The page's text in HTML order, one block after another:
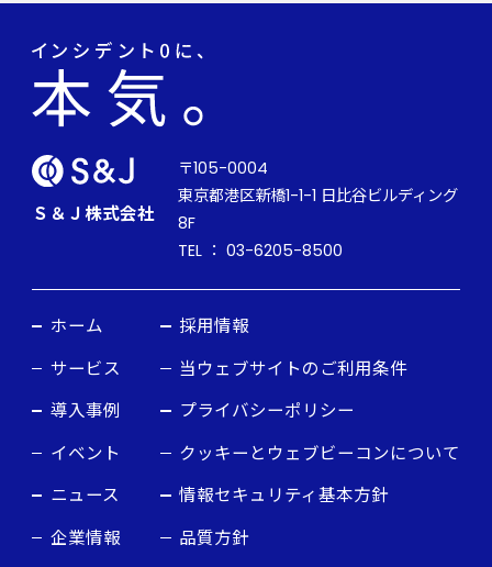
Ｓ＆Ｊ株式会社
〒105-0004
東京都港区新橋1-1-1 日比谷ビルディング
8F
TEL ： 03-6205-8500
ホーム
サービス
導入事例
イベント
ニュース
企業情報
採用情報
当ウェブサイトのご利用条件
プライバシーポリシー
クッキーとウェブビーコンについて
情報セキュリティ基本方針
品質方針